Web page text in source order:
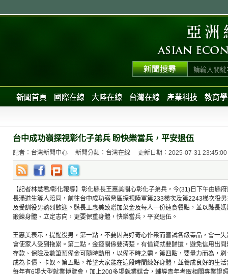
新聞首頁 國際在線 大陸在線 台灣在線 產業科技 教育
台中成功嶺探視彰化子弟兵 盼快樂當兵，平安退伍
記者：台灣新聞中心 新聞分類：台灣在線 更新日期：2025-07-31 23:45:00
【記者林慧君/彰化報導】彰化縣長王惠美關心彰化子弟兵，今(31)日下午由縣
長潘道生等人陪同，前往台中成功嶺營區探視陸軍第233梯次及第2243梯次役
及受訓役男熱烈歡迎。縣長王惠美致贈加菜金及每人一份速食餐點，並以縣長
鍛鍊身體、立定志向，更要保重身體，快樂當兵，平安退伍。
王惠美表示，提醒役男，第一點，不要因為好奇心作祟而嘗試各級毒品，會一
會使家人受到拖累。第二點，金錢關係要清楚，有借貸就要歸還，避免信用出
存款、保險及數筆預備金可隨時動用，以備不時之需。第四點，要量力而為，
成為卡債、卡奴。第五點，希望大家能在這段時間練好身體，並養成良好的生
每年有6場大型就業博覽會，加上200多場就業媒合，輔導青年考取相關專業證